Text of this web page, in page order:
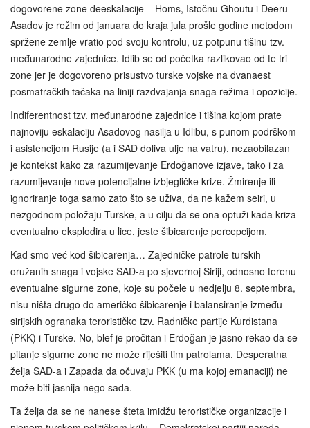
dogovorene zone deeskalacije – Homs, Istočnu Ghoutu i Deeru –
Asadov je režim od januara do kraja jula prošle godine metodom
spržene zemlje vratio pod svoju kontrolu, uz potpunu tišinu tzv.
međunarodne zajednice. Idlib se od početka razlikovao od te tri
zone jer je dogovoreno prisustvo turske vojske na dvanaest
posmatračkih tačaka na liniji razdvajanja snaga režima i opozicije.
Indiferentnost tzv. međunarodne zajednice i tišina kojom prate
najnoviju eskalaciju Asadovog nasilja u Idlibu, s punom podrškom
i asistencijom Rusije (a i SAD doliva ulje na vatru), nezaobilazan
je kontekst kako za razumijevanje Erdoğanove izjave, tako i za
razumijevanje nove potencijalne izbjegličke krize. Žmirenje ili
ignoriranje toga samo zato što se uživa, da ne kažem seiri, u
nezgodnom položaju Turske, a u cilju da se ona optuži kada kriza
eventualno eksplodira u lice, jeste šibicarenje percepcijom.
Kad smo već kod šibicarenja… Zajedničke patrole turskih
oružanih snaga i vojske SAD‑a po sjevernoj Siriji, odnosno terenu
eventualne sigurne zone, koje su počele u nedjelju 8. septembra,
nisu ništa drugo do američko šibicarenje i balansiranje između
sirijskih ogranaka terorističke tzv. Radničke partije Kurdistana
(PKK) i Turske. No, blef je pročitan i Erdoğan je jasno rekao da se
pitanje sigurne zone ne može riješiti tim patrolama. Desperatna
želja SAD-a i Zapada da očuvaju PKK (u ma kojoj emanaciji) ne
može biti jasnija nego sada.
Ta želja da se ne nanese šteta imidžu terorističke organizacije i